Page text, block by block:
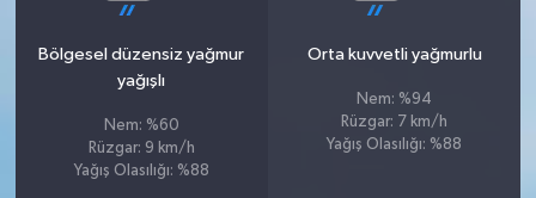
Bölgesel düzensiz yağmur
yağışlı
Nem: %60
Rüzgar: 9 km/h
Yağış Olasılığı: %88
Orta kuvvetli yağmurlu
Nem: %94
Rüzgar: 7 km/h
Yağış Olasılığı: %88